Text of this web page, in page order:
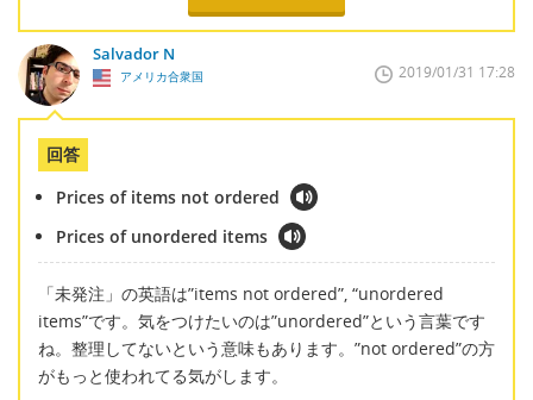
Salvador N
アメリカ合衆国 2019/01/31 17:28
回答
Prices of items not ordered
Prices of unordered items
「未発注」の英語は”items not ordered”, “unordered
items”です。気をつけたいのは”unordered”という言葉です
ね。整理してないという意味もあります。”not ordered”の方
がもっと使われてる気がします。